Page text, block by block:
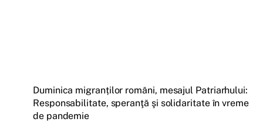
Duminica migranților români, mesajul Patriarhului:
Responsabilitate, speranţă şi solidaritate în vreme
de pandemie